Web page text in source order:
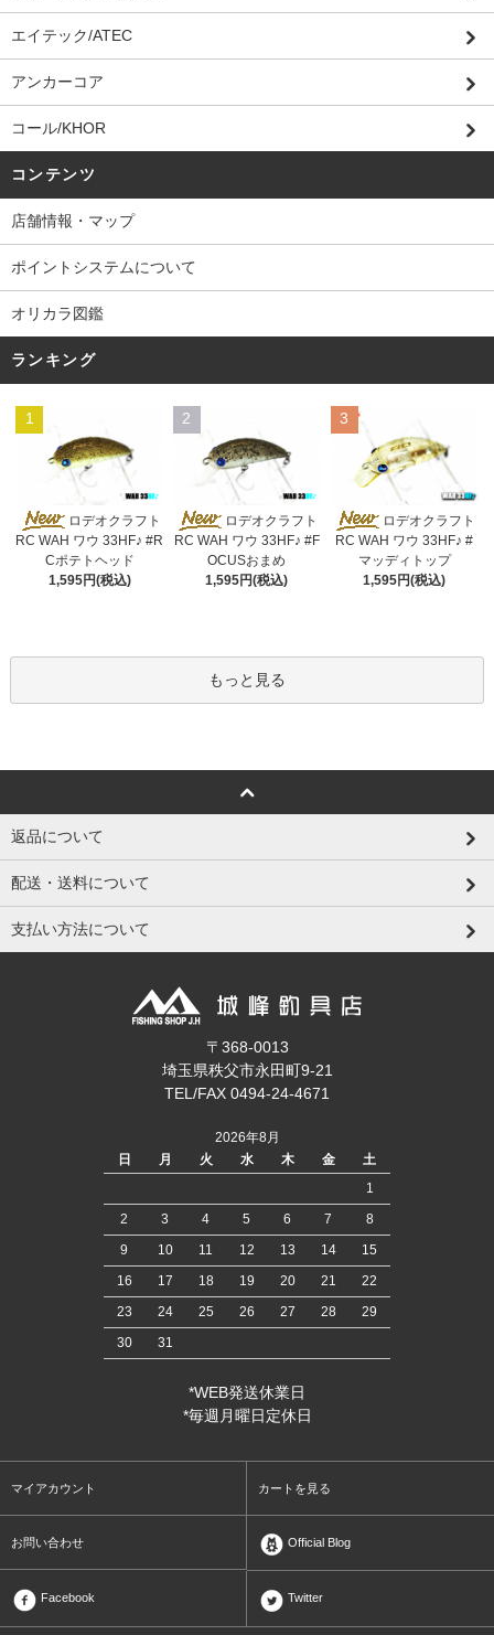
エイテック/ATEC
アンカーコア
コール/KHOR
コンテンツ
店舗情報・マップ
ポイントシステムについて
オリカラ図鑑
ランキング
1
ロデオクラフト
RC WAH ワウ 33HF♪ #R
Cポテトヘッド
1,595円(税込)
2
ロデオクラフト
RC WAH ワウ 33HF♪ #F
OCUSおまめ
1,595円(税込)
3
ロデオクラフト
RC WAH ワウ 33HF♪ #
マッディトップ
1,595円(税込)
もっと見る
返品について
配送・送料について
支払い方法について
〒368-0013
埼玉県秩父市永田町9-21
TEL/FAX 0494-24-4671
2026年8月
日
月 火 水 木 金
土
1
2
3 4 5 6 7
8
9
10 11 12 13 14
15
16
17 18 19 20 21
22
23
24 25 26 27 28
29
30
31
*WEB発送休業日
*毎週月曜日定休日
マイアカウント カートを見る
お問い合わせ Official Blog
Facebook Twitter